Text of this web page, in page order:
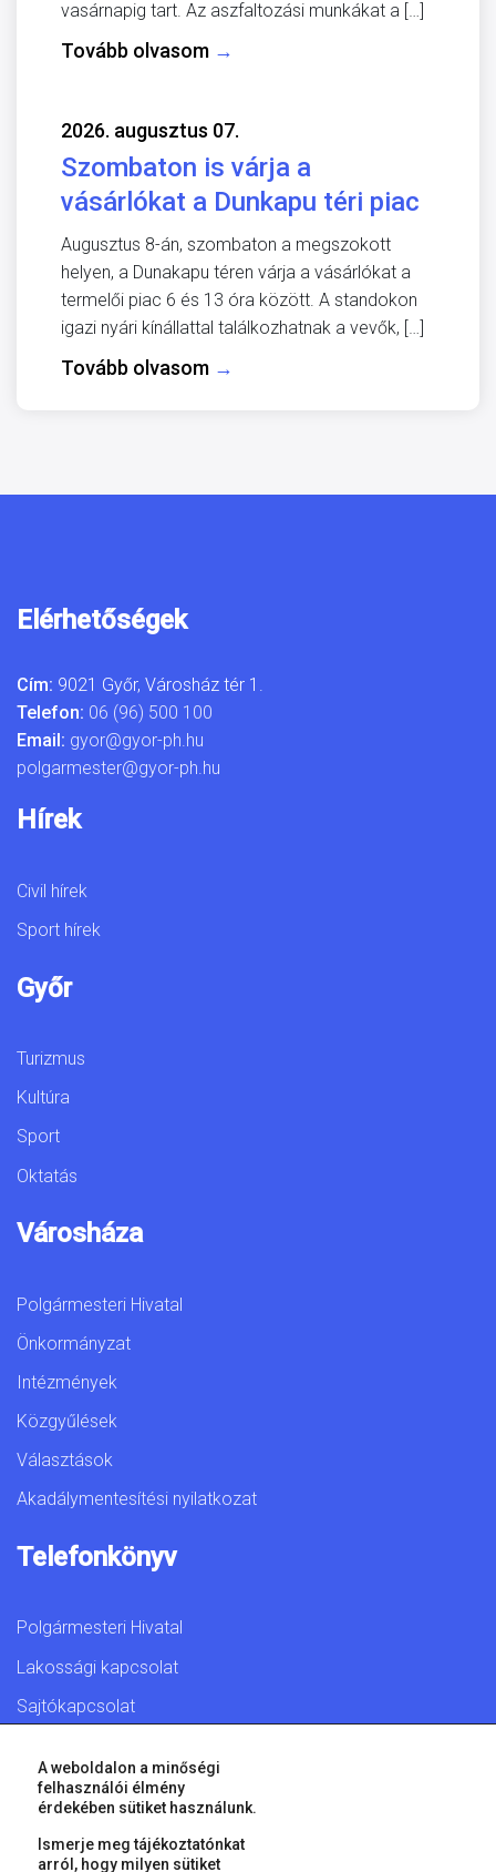
vasárnapig tart. Az aszfaltozási munkákat a […]
Tovább olvasom →
2026. augusztus 07.
Szombaton is várja a
vásárlókat a Dunkapu téri piac
Augusztus 8-án, szombaton a megszokott
helyen, a Dunakapu téren várja a vásárlókat a
termelői piac 6 és 13 óra között. A standokon
igazi nyári kínállattal találkozhatnak a vevők, […]
Tovább olvasom →
Elérhetőségek
Cím: 9021 Győr, Városház tér 1.
Telefon: 06 (96) 500 100
Email: gyor@gyor-ph.hu
polgarmester@gyor-ph.hu
Hírek
Civil hírek
Sport hírek
Győr
Turizmus
Kultúra
Sport
Oktatás
Városháza
Polgármesteri Hivatal
Önkormányzat
Intézmények
Közgyűlések
Választások
Akadálymentesítési nyilatkozat
Telefonkönyv
Polgármesteri Hivatal
Lakossági kapcsolat
Sajtókapcsolat
© 2026 Győr Megyei Jogú Város • Minden jog fenntartva!
A weboldalon a minőségi
felhasználói élmény
érdekében sütiket használunk.
Ismerje meg tájékoztatónkat
arról, hogy milyen sütiket